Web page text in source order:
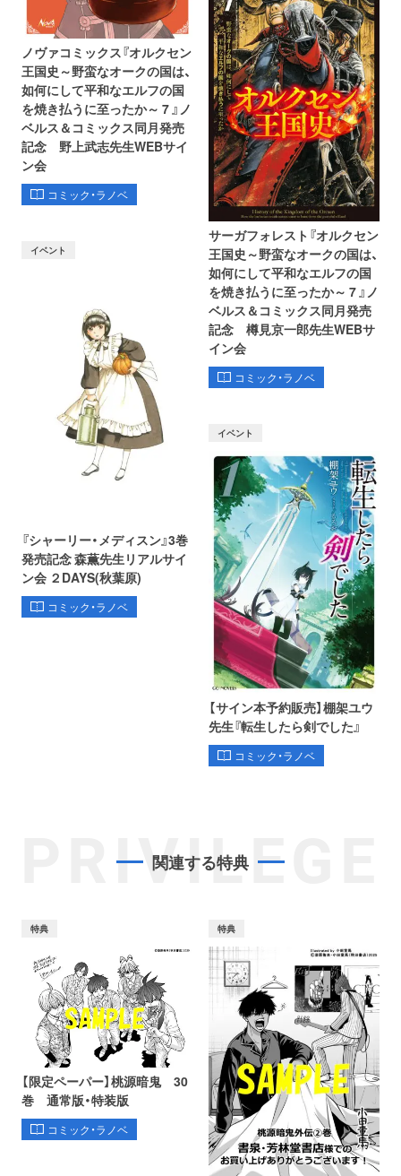
ノヴァコミックス『オルクセン
王国史～野蛮なオークの国は、
如何にして平和なエルフの国
を焼き払うに至ったか～ 7 』ノ
ベルス＆コミックス同月発売
記念 野上武志先生WEBサイ
ン会
コミック・ラノベ
サーガフォレスト『オルクセン
王国史～野蛮なオークの国は、
如何にして平和なエルフの国
を焼き払うに至ったか～ 7 』ノ
ベルス＆コミックス同月発売
記念 樽見京一郎先生WEBサ
イン会
コミック・ラノベ
イベント
『シャーリー・メディスン』3巻
発売記念 森薫先生リアルサイ
ン会 ２DAYS(秋葉原)
コミック・ラノベ
イベント
【サイン本予約販売】棚架ユウ
先生『転生したら剣でした』
コミック・ラノベ
PRIVILEGE
関連する特典
特典
【限定ペーパー】桃源暗鬼 30
巻 通常版・特装版
コミック・ラノベ
特典